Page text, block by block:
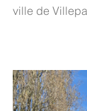
ville de